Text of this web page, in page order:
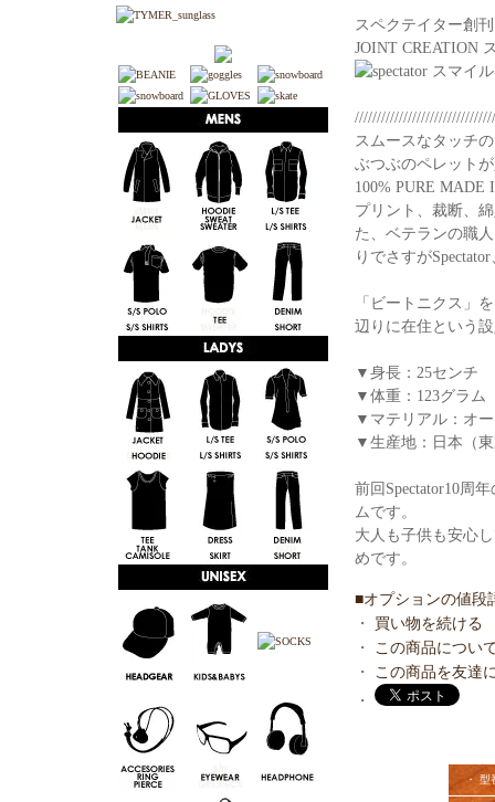
スペクテイター創
JOINT CREATION
スムースなタッチ
ぶつぶのペレット
100% PURE MADE
プリント、裁断、
た、ベテランの職
りでさすが
「ビートニクス」
辺りに在住という
▼身長：25センチ
▼体重：123グラム
▼マテリアル：オ
▼生産地：日本（
前回Spectator10周
ムです。
大人も子供も安心
めです。
■オプションの値段
・ 買い物を続ける
・
この商品につい
・
この商品を友達
・
・ 型